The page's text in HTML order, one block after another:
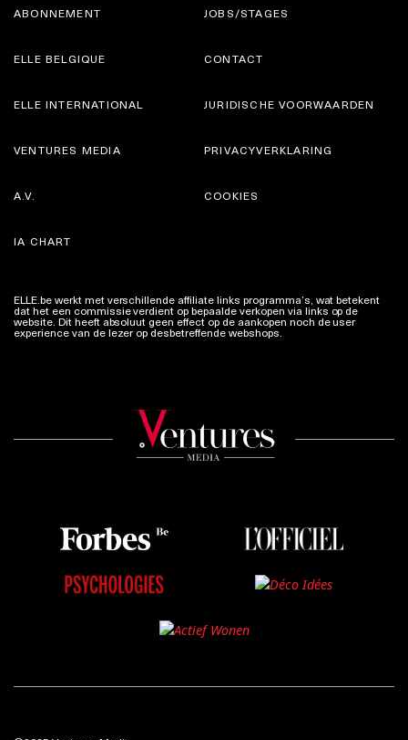
ABONNEMENT
ELLE BELGIQUE
JOBS/STAGES
CONTACT
ELLE INTERNATIONAL
VENTURES MEDIA
JURIDISCHE VOORWAARDEN
PRIVACYVERKLARING
A.V.
IA CHART
COOKIES
ELLE.be werkt met verschillende affiliate links programma’s, wat betekent
dat het een commissie verdient op bepaalde verkopen via links op de
website. Dit heeft absoluut geen effect op de aankopen noch de user
experience van de lezer op desbetreffende webshops.